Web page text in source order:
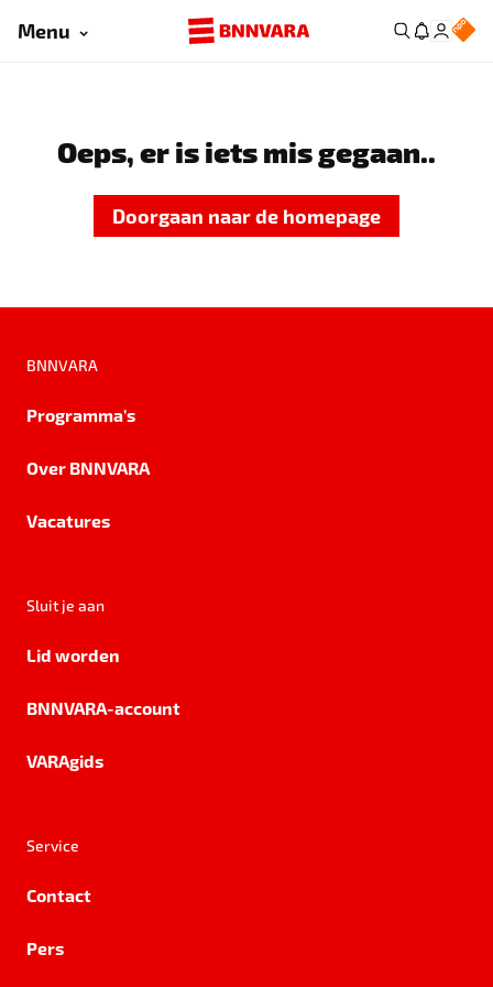
Menu
Oeps, er is iets mis gegaan..
Doorgaan naar de homepage
BNNVARA
Programma's
Over BNNVARA
Vacatures
Sluit je aan
Lid worden
BNNVARA-account
VARAgids
Service
Contact
Pers